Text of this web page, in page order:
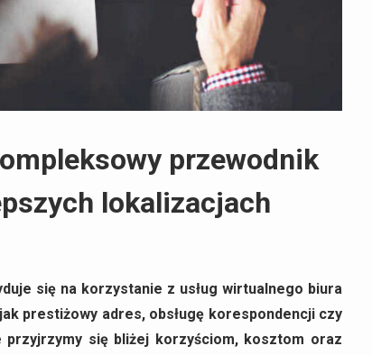
przewodnik
lokalizacjach
się na korzystanie z usług wirtualnego biura
prestiżowy adres, obsługę korespondencji czy
się bliżej korzyściom, kosztom oraz